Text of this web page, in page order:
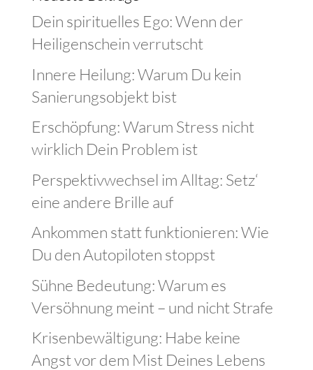
Dein spirituelles Ego: Wenn der
Heiligenschein verrutscht
Innere Heilung: Warum Du kein
Sanierungsobjekt bist
Erschöpfung: Warum Stress nicht
wirklich Dein Problem ist
Perspektivwechsel im Alltag: Setz‘
eine andere Brille auf
Ankommen statt funktionieren: Wie
Du den Autopiloten stoppst
Sühne Bedeutung: Warum es
Versöhnung meint – und nicht Strafe
Krisenbewältigung: Habe keine
Angst vor dem Mist Deines Lebens